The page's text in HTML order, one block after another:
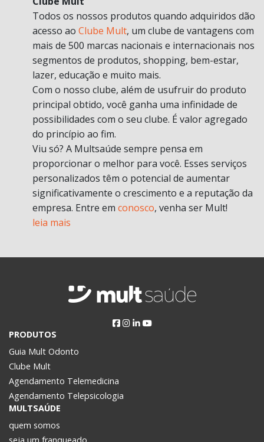
Todos os nossos produtos quando adquiridos dão
acesso ao Clube Mult, um clube de vantagens com
mais de 500 marcas nacionais e internacionais nos
segmentos de produtos, shopping, bem-estar,
lazer, educação e muito mais.
Com o nosso clube, além de usufruir do produto
principal obtido, você ganha uma infinidade de
possibilidades com o seu clube. É valor agregado
do princípio ao fim.
Viu só? A Multsaúde sempre pensa em
proporcionar o melhor para você. Esses serviços
personalizados têm o potencial de aumentar
significativamente o crescimento e a reputação da
empresa. Entre em conosco, venha ser Mult!
leia mais
PRODUTOS
Guia Mult Odonto
Clube Mult
Agendamento Telemedicina
Agendamento Telepsicologia
MULTSAÚDE
quem somos
seja um franqueado